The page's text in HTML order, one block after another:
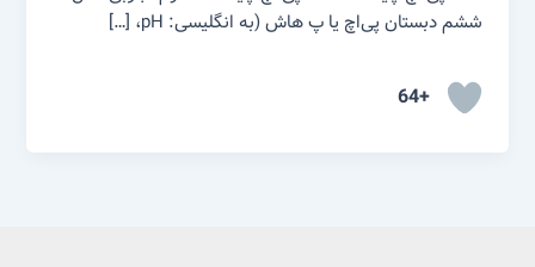
ششم دبستان پی‌اچ یا پ هاش (به انگلیسی: pH، […]
+64